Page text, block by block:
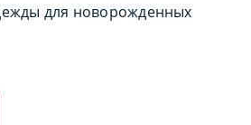
для новорожденных